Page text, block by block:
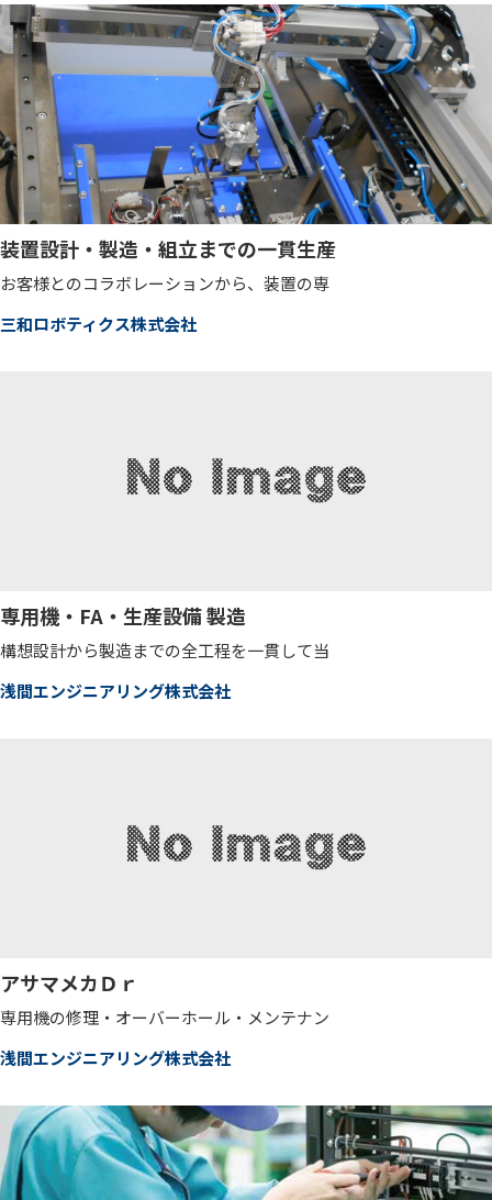
装置設計・製造・組立までの一貫生産
お客様とのコラボレーションから、装置の専
三和ロボティクス株式会社
専用機・FA・生産設備 製造
構想設計から製造までの全工程を一貫して当
浅間エンジニアリング株式会社
アサマメカＤｒ
専用機の修理・オーバーホール・メンテナン
浅間エンジニアリング株式会社